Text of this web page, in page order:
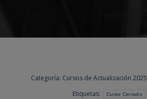
Categoría: Cursos de Actualización 2025
Etiquetas:
Curso Cerrado